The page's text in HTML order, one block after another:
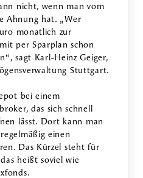
nicht, wenn man vom
Ahnung hat. „Wer
monatlich zur
per Sparplan schon
sagt Karl-Heinz Geiger,
Stuttgart.
bei einem
das sich schnell
lässt. Dort kann man
einen
Das Kürzel steht für
heißt soviel wie